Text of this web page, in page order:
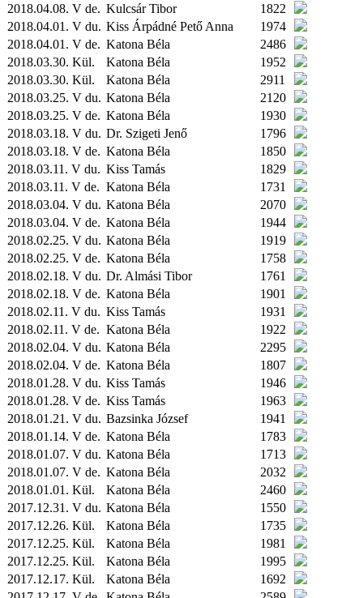
2018.04.08. V de. Kulcsár Tibor
1822
2018.04.01. V du. Kiss Árpádné Pető Anna
1974
2018.04.01. V de. Katona Béla
2486
2018.03.30. Kül. Katona Béla
1952
2018.03.30. Kül. Katona Béla
2911
2018.03.25. V du. Katona Béla
2120
2018.03.25. V de. Katona Béla
1930
2018.03.18. V du. Dr. Szigeti Jenő
1796
2018.03.18. V de. Katona Béla
1850
2018.03.11. V du. Kiss Tamás
1829
2018.03.11. V de. Katona Béla
1731
2018.03.04. V du. Katona Béla
2070
2018.03.04. V de. Katona Béla
1944
2018.02.25. V du. Katona Béla
1919
2018.02.25. V de. Katona Béla
1758
2018.02.18. V du. Dr. Almási Tibor
1761
2018.02.18. V de. Katona Béla
1901
2018.02.11. V du. Kiss Tamás
1931
2018.02.11. V de. Katona Béla
1922
2018.02.04. V du. Katona Béla
2295
2018.02.04. V de. Katona Béla
1807
2018.01.28. V du. Kiss Tamás
1946
2018.01.28. V de. Kiss Tamás
1963
2018.01.21. V du. Bazsinka József
1941
2018.01.14. V de. Katona Béla
1783
2018.01.07. V du. Katona Béla
1713
2018.01.07. V de. Katona Béla
2032
2018.01.01. Kül. Katona Béla
2460
2017.12.31. V du. Katona Béla
1550
2017.12.26. Kül. Katona Béla
1735
2017.12.25. Kül. Katona Béla
1981
2017.12.25. Kül. Katona Béla
1995
2017.12.17. Kül. Katona Béla
1692